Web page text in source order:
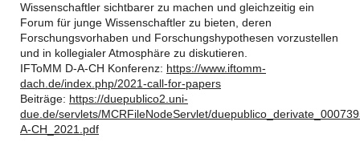
Wissenschaftler sichtbarer zu machen und gleichzeitig ein
Forum für junge Wissenschaftler zu bieten, deren
Forschungsvorhaben und Forschungshypothesen vorzustellen
und in kollegialer Atmosphäre zu diskutieren.
IFToMM D-A-CH Konferenz: https://www.iftomm-
dach.de/index.php/2021-call-for-papers
Beiträge: https://duepublico2.uni-
due.de/servlets/MCRFileNodeServlet/
A-CH_2021.pdf